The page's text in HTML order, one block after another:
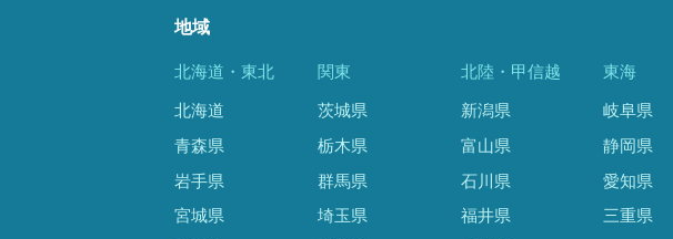
地域
北海道・東北
北海道
青森県
岩手県
宮城県
関東
茨城県
栃木県
群馬県
埼玉県
北陸・甲信越
新潟県
富山県
石川県
福井県
東海
岐阜県
静岡県
愛知県
三重県